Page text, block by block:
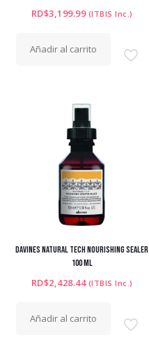
RD$3,199.99 (ITBIS Inc.)
Añadir al carrito
DAVINES NATURAL TECH NOURISHING SEALER
100 ML
RD$2,428.44 (ITBIS Inc.)
Añadir al carrito